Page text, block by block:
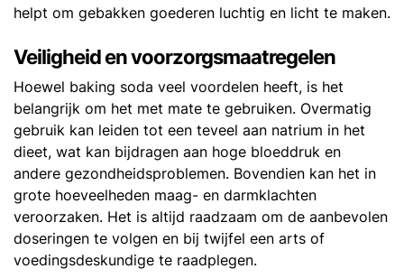
helpt om gebakken goederen luchtig en licht te maken.
Veiligheid en voorzorgsmaatregelen
Hoewel baking soda veel voordelen heeft, is het
belangrijk om het met mate te gebruiken. Overmatig
gebruik kan leiden tot een teveel aan natrium in het
dieet, wat kan bijdragen aan hoge bloeddruk en
andere gezondheidsproblemen. Bovendien kan het in
grote hoeveelheden maag- en darmklachten
veroorzaken. Het is altijd raadzaam om de aanbevolen
doseringen te volgen en bij twijfel een arts of
voedingsdeskundige te raadplegen.